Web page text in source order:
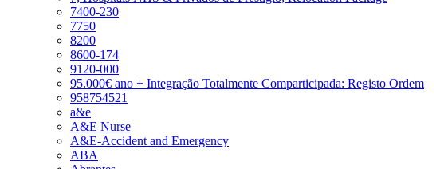
7400-230
7750
8200
8600-174
9120-000
95.000€ ano + Integração Totalmente Comparticipada: Registo Ordem
958754521
a&e
A&E Nurse
A&E-Accident and Emergency
ABA